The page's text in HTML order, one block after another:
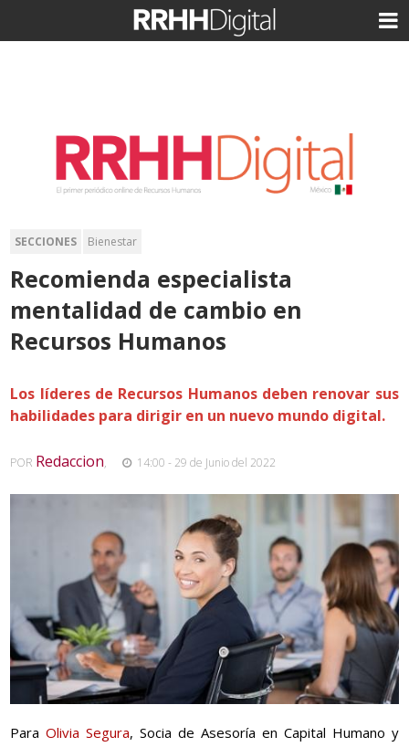
SECCIONES Bienestar
Recomienda especialista
mentalidad de cambio en
Recursos Humanos
Los líderes de Recursos Humanos deben renovar sus
habilidades para dirigir en un nuevo mundo digital.
POR Redaccion, 14:00 - 29 de Junio del 2022
ParaOlivia Segura, Socia de Asesoría en Capital Humano y